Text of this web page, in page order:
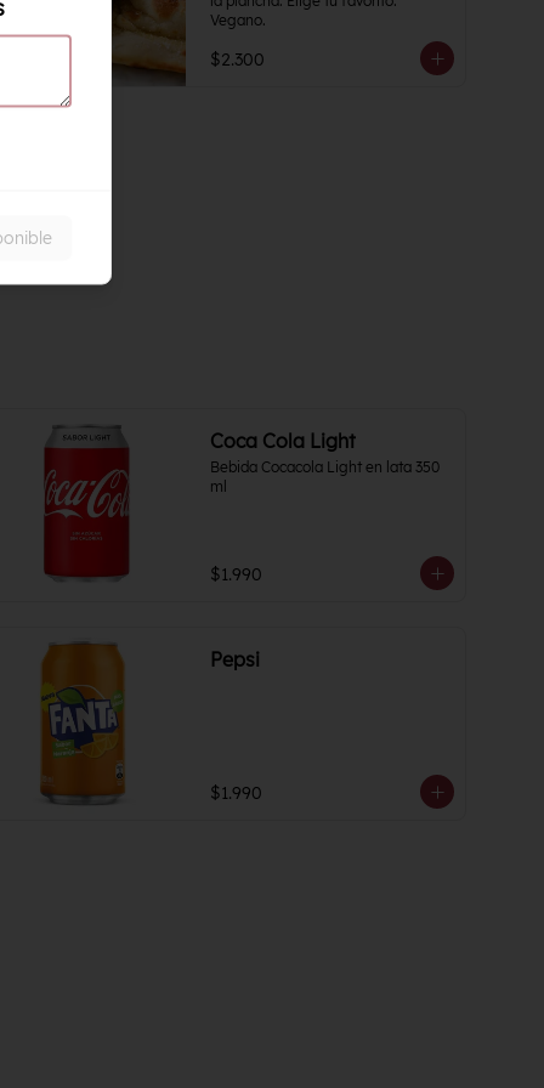
Vegano.
$2.300
Coca Cola Light
Bebida Cocacola Light en lata 350
ml
$1.990
Pepsi
$1.990